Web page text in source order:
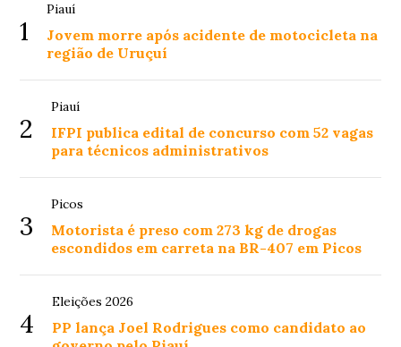
1
Piauí
Jovem morre após acidente de motocicleta na
região de Uruçuí
2
Piauí
IFPI publica edital de concurso com 52 vagas
para técnicos administrativos
3
Picos
Motorista é preso com 273 kg de drogas
escondidos em carreta na BR-407 em Picos
4
Eleições 2026
PP lança Joel Rodrigues como candidato ao